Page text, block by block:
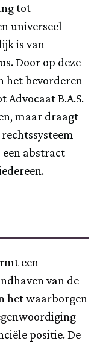
tot
universeel
is van
Door op deze
het bevorderen
B.A.S.
maar draagt
abstract
een
van de
het waarborgen
positie. De